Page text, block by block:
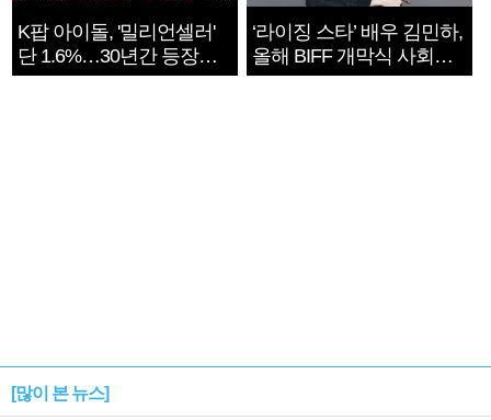
K팝 아이돌, '밀리언셀러'
단 1.6%…30년간 등장
1182개팀 전수조사
‘라이징 스타’ 배우 김민하,
올해 BIFF 개막식 사회자
확정
[많이 본 뉴스]